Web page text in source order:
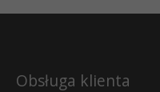
Obsługa klienta